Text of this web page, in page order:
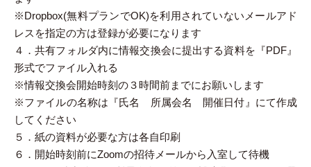
※Dropbox(無料プランでOK)を利用されていないメールアド
レスを指定の方は登録が必要になります
４．共有フォルダ内に情報交換会に提出する資料を『PDF』
形式でファイル入れる
※情報交換会開始時刻の３時間前までにお願いします
※ファイルの名称は『氏名 所属会名 開催日付』にて作成
してください
５．紙の資料が必要な方は各自印刷
６．開始時刻前にZoomの招待メールから入室して待機